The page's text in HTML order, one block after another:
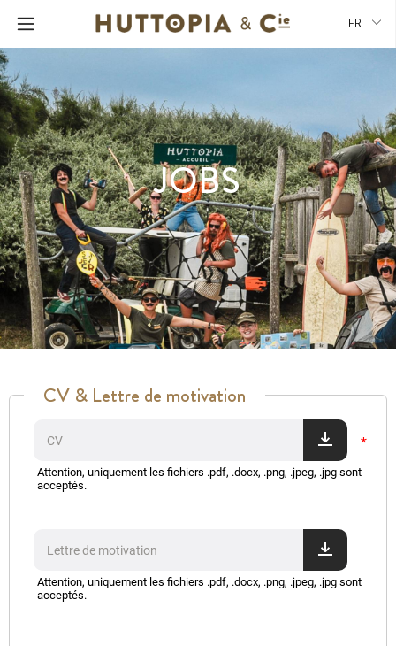
FR
JOBS
CV & Lettre de motivation
CV
Attention, uniquement les fichiers .pdf, .docx, .png, .jpeg, .jpg sont
acceptés.
Lettre de motivation
Attention, uniquement les fichiers .pdf, .docx, .png, .jpeg, .jpg sont
acceptés.